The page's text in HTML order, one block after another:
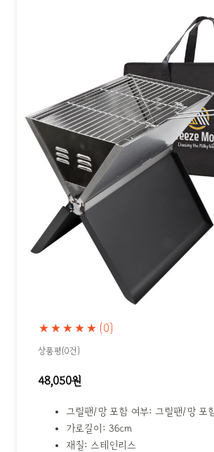
★★★★★ (0)
상품평(0건)
48,050원
그릴팬/망 포함 여부: 그릴팬/망 포
가로길이: 36cm
재질: 스테인리스